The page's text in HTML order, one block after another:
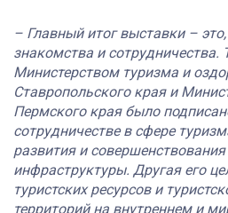
– Главный итог выставки –
знакомства и сотрудничества.
Министерством туризма и
Ставропольского края и
Пермского краябыло
сотрудничестве в сфере
развития и совершенствования
инфраструктуры. Другая его
туристских ресурсов и
территорий на внутреннем и